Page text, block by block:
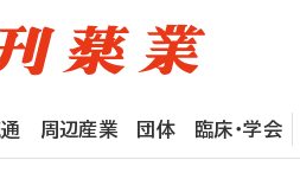
周辺産業 団体 臨床・学会